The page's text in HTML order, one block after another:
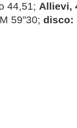
44,51; Allievi,
59”30; disco: